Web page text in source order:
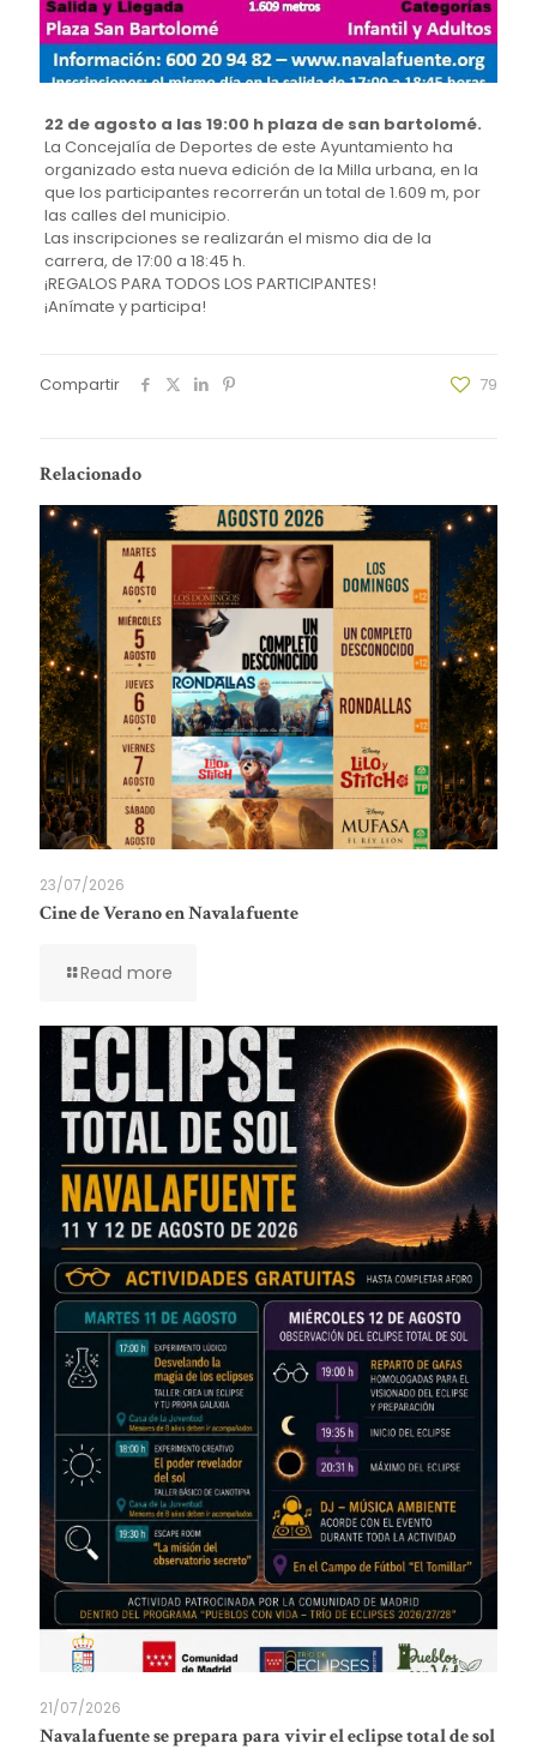
22 de agosto a las 19:00 h plaza de san bartolomé.
La Concejalía de Deportes de este Ayuntamiento ha
organizado esta nueva edición de la Milla urbana, en la
que los participantes recorrerán un total de 1.609 m, por
las calles del municipio.
Las inscripciones se realizarán el mismo dia de la
carrera, de 17:00 a 18:45 h.
¡REGALOS PARA TODOS LOS PARTICIPANTES!
¡Anímate y participa!
Compartir 79
Relacionado
23/07/2026
Cine de Verano en Navalafuente
Read more
21/07/2026
Navalafuente se prepara para vivir el eclipse total de sol